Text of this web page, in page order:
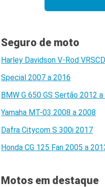
Seguro de moto
Harley Davidson V-Rod
Special 2007 a 2016
BMW G 650 GS Sertão 2012 a
Yamaha MT-03 2008 a 2008
Dafra Citycom S 300i 2017
Honda CG 125 Fan 2005 a
Motos em destaque